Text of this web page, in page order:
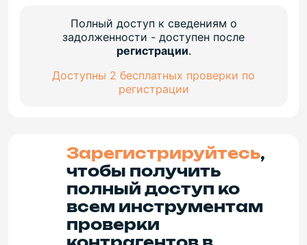
Полный доступ к сведениям о
задолженности - доступен после
регистрации.
Доступны 2 бесплатных проверки по
регистрации
Зарегистрируйтесь,
чтобы получить
полный доступ ко
всем инструментам
проверки